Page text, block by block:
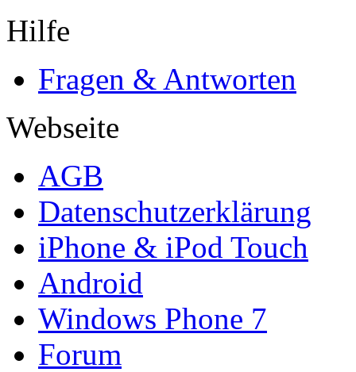
Hilfe
Fragen & Antworten
Webseite
AGB
Datenschutzerklärung
iPhone & iPod Touch
Android
Windows Phone 7
Forum